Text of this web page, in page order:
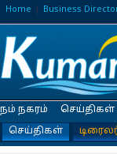
Home Business
நம் நகரம் செய்திகள்
செய்திகள்